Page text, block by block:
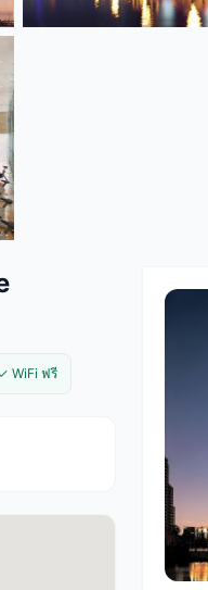
WiFi ฟรี